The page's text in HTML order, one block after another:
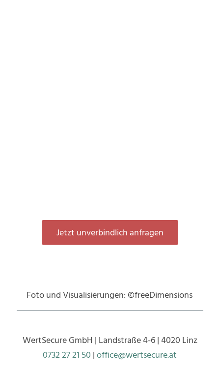
Jetzt unverbindlich anfragen
Foto und Visualisierungen: ©freeDimensions
WertSecure GmbH | Landstraße 4-6 | 4020 Linz
0732 27 21 50 |office@wertsecure.at